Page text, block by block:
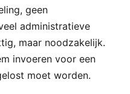
geen
administratieve
maar noodzakelijk.
invoeren voor een
moet worden.